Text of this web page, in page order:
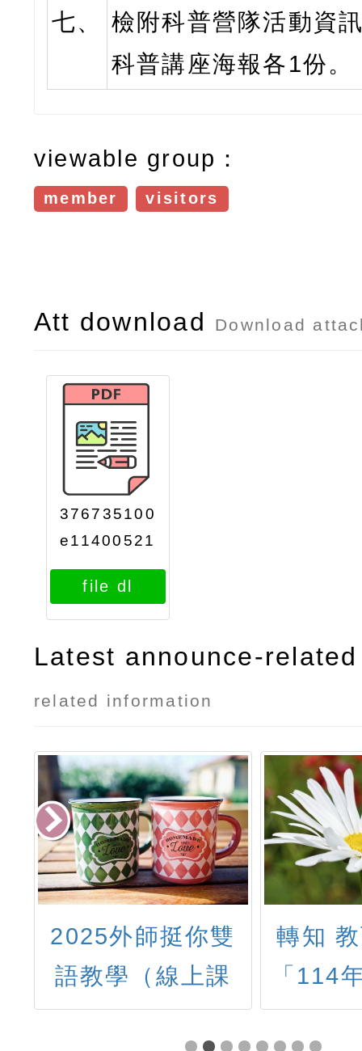
七、
檢附科普營隊活動資
科普講座海報各1份。
viewable group：
member visitors
Att download Download
376735100
e11400521
02attach1
file dl
Latest announce-
related information
2025外師挺你雙
語教學（線上課
程） Classroom
轉知
「114
論壇－